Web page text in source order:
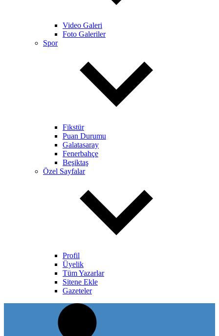
Video Galeri
Foto Galeriler
Spor
Fikstür
Puan Durumu
Galatasaray
Fenerbahçe
Beşiktaş
Özel Sayfalar
Profil
Üyelik
Tüm Yazarlar
Sitene Ekle
Gazeteler